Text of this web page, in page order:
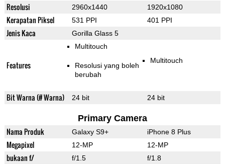
Resolusi 2960x1440 1920x1080
Kerapatan Piksel 531 PPI 401 PPI
Jenis Kaca Gorilla Glass 5
Features
Multitouch
Resolusi yang boleh
berubah
Multitouch
Bit Warna (# Warna) 24 bit 24 bit
Primary Camera
Nama Produk Galaxy S9+ iPhone 8 Plus
Megapixel 12-MP 12-MP
bukaan f/ f/1.5 f/1.8